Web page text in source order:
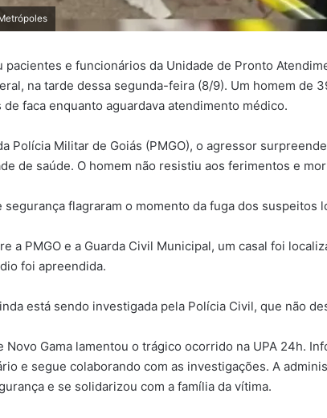
e funcionários da Unidade de Pronto
na tarde dessa segunda-feira (8/9). Um homem de
faca enquanto aguardava atendimento médico.
Polícia Militar de Goiás (PMGO), o agressor
de saúde. O homem não resistiu aos ferimentos e
segurança flagraram o momento da fuga dos suspeitos
a PMGO e a Guarda Civil Municipal, um casal foi
foi apreendida.
está sendo investigada pela Polícia Civil, que não
Novo Gama lamentou o trágico ocorrido na UPA 24h.
e segue colaborando com as investigações. A
e se solidarizou com a família da vítima.